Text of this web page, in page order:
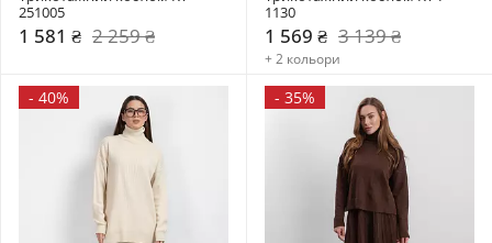
251005
1 581 ₴ 2 259 ₴
1130
1 569 ₴ 3 139 ₴
+ 2 кольори
- 40% - 35%